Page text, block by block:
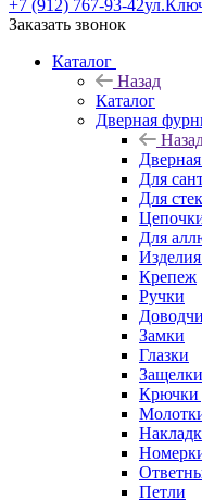
+7 (912) 767-93-42
Заказать звонок
Каталог
Назад
Каталог
Дверная
Для
Для
Для
Крепеж
Ручки
Замки
Глазки
Крючки
Петли